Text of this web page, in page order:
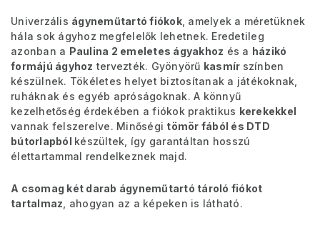
Univerzális ágyneműtartó fiókok, amelyek a méretüknek
hála sok ágyhoz megfelelők lehetnek. Eredetileg
azonban a Paulina 2 emeletes ágyakhoz és a házikó
formájú ágyhoz tervezték. Gyönyörű kasmír színben
készülnek. Tökéletes helyet biztosítanak a játékoknak,
ruháknak és egyéb apróságoknak. A könnyű
kezelhetőség érdekében a fiókok praktikus kerekekkel
vannak felszerelve. Minőségi tömör fából és DTD
bútorlapból készültek, így garantáltan hosszú
élettartammal rendelkeznek majd.
A csomag két darab ágyneműtartó tároló fiókot
tartalmaz , ahogyan az a képeken is látható.